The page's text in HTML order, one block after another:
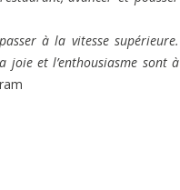
à la vitesse supérieure.
joie et l’enthousiasme sont à